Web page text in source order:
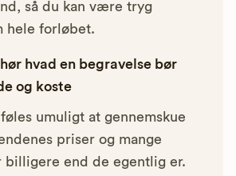
så du kan være tryg
hele forløbet.
hvad en begravelse bør
og koste
umuligt at gennemskue
priser og mange
billigere end de egentlig er.